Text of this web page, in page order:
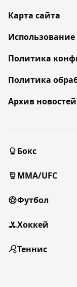
Карта сайта
Политика
Политика
Архив новостей
Бокс
MMA/UFC
Футбол
Хоккей
Теннис